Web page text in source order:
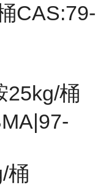
CAS:79-
25kg/桶
桶